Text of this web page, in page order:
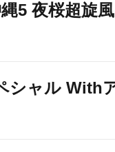
5 夜桜超旋
シャル With